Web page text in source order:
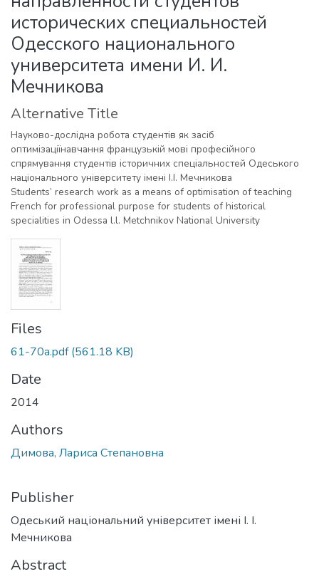
исторических специальностей
Одесского национального
университета имени И. И.
Мечникова
Alternative Title
Науково-дослідна робота студентів як засіб
оптимізаціїнавчання французькій мові професійного
спрямування студентів історичних спеціальностей Одеського
національного університету імені І.І. Мечникова
Students’ research work as a means of optimisation of teaching
French for professional purpose for students of historical
specialities in Odessa l.l. Metchnikov National University
Files
61-70a.pdf(561.18 KB)
Date
2014
Authors
Димова, Лариса Степановна
Publisher
Одеський національний університет імені І. І.
Мечникова
Abstract